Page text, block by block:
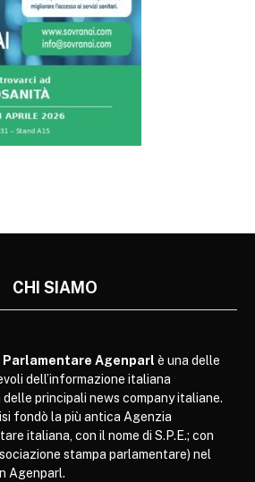
CHI SIAMO
Parlamentare Agenparl è una delle
dell’informazione italiana
principali news company italiane.
fondò la più antica Agenzia
italiana, con il nome di S.P.E.; con
stampa parlamentare) nel
Agenparl.